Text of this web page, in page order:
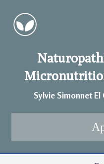
Sylvie Simonnet